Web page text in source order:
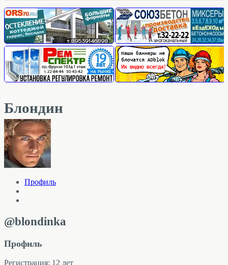
Блондин
Профиль
@blondinka
Профиль
Регистрация: 12 лет